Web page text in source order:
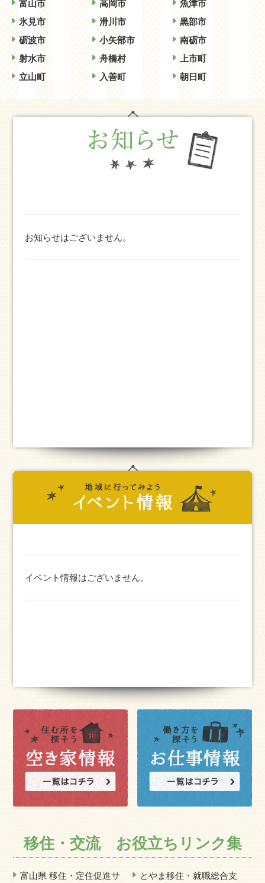
富山市 高岡市
魚津市
氷見市
滑川市
黒部市
砺波市
小矢部市
南砺市
射水市
舟橋村
上市町
立山町
入善町 朝日町
お知らせはございません。
イベント情報はございません。
移住・交流 お役立ちリンク集
富山県 移住・定住促進サ
とやま移住・就職総合支